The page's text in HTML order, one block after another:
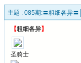
主题 : 085期:〓粗细各异
【粗细各异】
圣骑士